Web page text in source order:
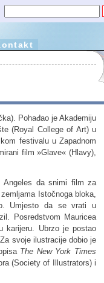
Pohađao je Akademiju
(Royal College of Art) u
festivalu u Zapadnom
film »Glave« (Hlavy),
Angeles da snimi film za
Istočnoga bloka,
Umjesto da se vrati u
Posredstvom Mauricea
karijeru. Ubrzo je postao
svoje ilustracije dobio je
The New York Times
(Society of Illustrators) i